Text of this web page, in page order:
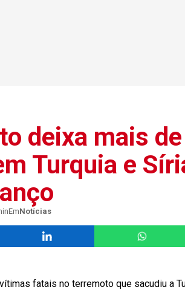
deixa mais
Turquia e
EmNotícias
fatais no terremoto que sacudiu a